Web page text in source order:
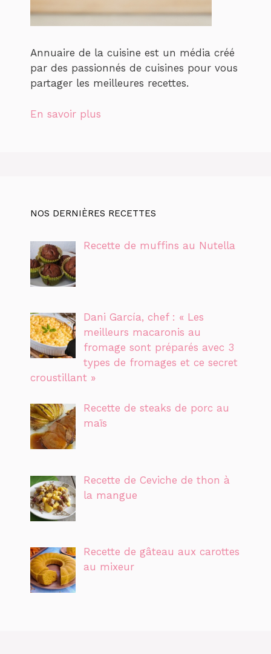
Annuaire de la cuisine est un média créé
par des passionnés de cuisines pour vous
partager les meilleures recettes.
En savoir plus
NOS DERNIÈRES RECETTES
Recette de muffins au Nutella
Dani García, chef : « Les
meilleurs macaronis au
fromage sont préparés avec 3
types de fromages et ce secret
croustillant »
Recette de steaks de porc au
maïs
Recette de Ceviche de thon à
la mangue
Recette de gâteau aux carottes
au mixeur